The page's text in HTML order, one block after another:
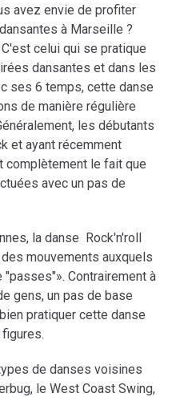
avez envie de profiter
à Marseille ?
celui qui se pratique
dansantes et dans les
ses 6 temps, cette danse
de manière régulière
les débutants
et ayant récemment
complètement le fait que
avec un pas de
la danse Rock'n'roll
mouvements auxquels
Contrairement à
gens, un pas de base
pratiquer cette danse
de danses voisines
le West Coast Swing,